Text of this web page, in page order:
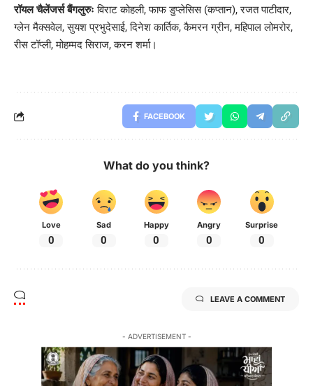
रॉयल चैलेंजर्स बैंगलुरुः विराट कोहली, फाफ डुप्लेसिस (कप्तान), रजत पाटीदार,
ग्लेन मैक्सवेल, सुयश प्रभुदेसाई, दिनेश कार्तिक, कैमरन ग्रीन, महिपाल लोमरोर,
रीस टॉप्ली, मोहम्मद सिराज, करन शर्मा।
FACEBOOK
What do you think?
Love
0
Sad
0
Happy
0
Angry
0
Surprise
0
LEAVE A COMMENT
- ADVERTISEMENT -